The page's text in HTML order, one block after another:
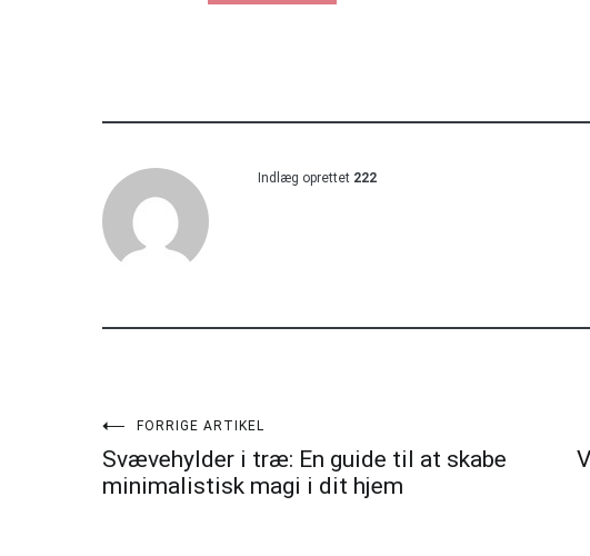
Indlæg oprettet 222
Indlægsnavigation
FORRIGE ARTIKEL
Svævehylder i træ: En guide til at skabe
minimalistisk magi i dit hjem